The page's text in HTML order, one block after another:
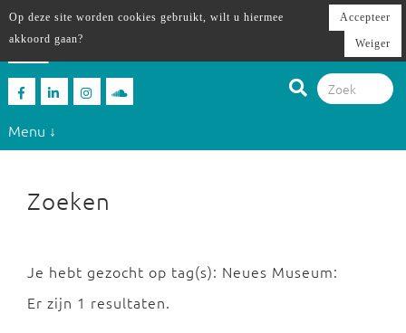
Menu ↓
Zoeken
Je hebt gezocht op tag(s): Neues Museum:
Er zijn 1 resultaten.
Op deze site worden cookies gebruikt, wilt u hiermee
akkoord gaan?
Accepteer
Weiger